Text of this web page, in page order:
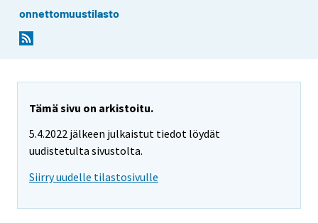
onnettomuustilasto
Tämä sivu on arkistoitu.
5.4.2022 jälkeen julkaistut tiedot löydät
uudistetulta sivustolta.
Siirry uudelle tilastosivulle